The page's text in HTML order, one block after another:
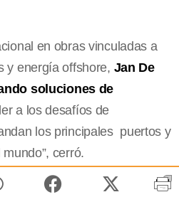
en obras vinculadas a
y energía offshore, Jan De
soluciones de
a los desafíos de
los principales puertos y
cerró.